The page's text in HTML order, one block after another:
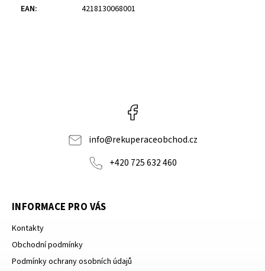
EAN: 4218130068001
info@rekuperaceobchod.cz
+420 725 632 460
INFORMACE PRO VÁS
Kontakty
Obchodní podmínky
Podmínky ochrany osobních údajů